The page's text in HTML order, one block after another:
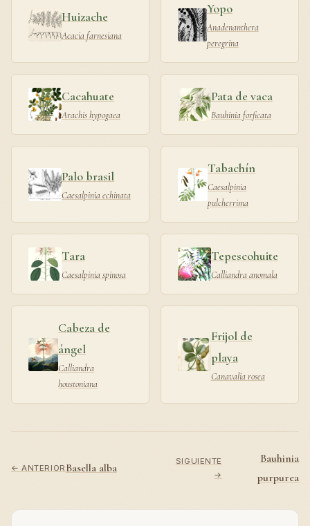
Huizache
Acacia farnesiana
Yopo
Anadenanthera
peregrina
Cacahuate
Arachis hypogaea
Pata de vaca
Bauhinia forficata
Palo brasil
Caesalpinia echinata
Tabachín
Caesalpinia
pulcherrima
Tara
Caesalpinia spinosa
Tepescohuite
Calliandra anomala
Cabeza de
ángel
Calliandra
houstoniana
Frijol de
playa
Canavalia rosea
← ANTERIORBasella alba
SIGUIENTE
→
Bauhinia
purpurea